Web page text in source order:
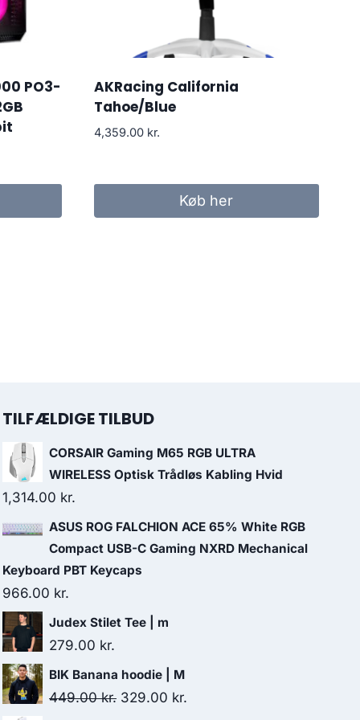
PO3-
AKRacing California
Tahoe/Blue
4,359.00 kr.
Køb her
TILFÆLDIGE TILBUD
CORSAIR Gaming M65 RGB ULTRA
WIRELESS Optisk Trådløs Kabling Hvid
1,314.00 kr.
ASUS ROG FALCHION ACE 65% White RGB
Compact USB-C Gaming NXRD Mechanical
Keyboard PBT Keycaps
966.00 kr.
Judex Stilet Tee | m
279.00 kr.
BIK Banana hoodie | M
449.00kr. Original
329.00 kr.